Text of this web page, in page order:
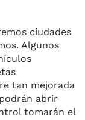
ciudades
Algunos
tan mejorada
abrir
tomarán el